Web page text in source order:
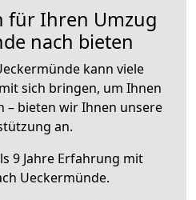
für Ihren Umzug
nach bieten
kann viele
sich bringen, um Ihnen
– bieten wir Ihnen unsere
an.
9 Jahre Erfahrung mit
Ueckermünde.